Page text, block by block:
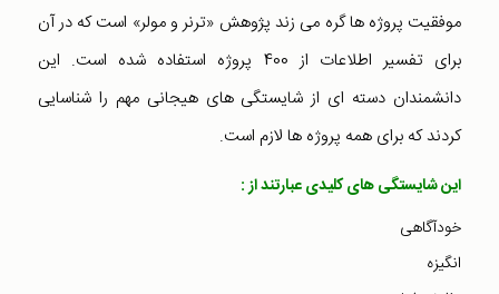
موفقیت پروژه ها گره می زند پژوهش «ترنر و مولر» است که در آن
برای تفسیر اطلاعات از 400 پروژه استفاده شده است. این
دانشمندان دسته ای از شایستگی های هیجانی مهم را شناسایی
کردند که برای همه پروژه ها لازم است.
این شایستگی های کلیدی عبارتند از :
خودآگاهی
انگیزه